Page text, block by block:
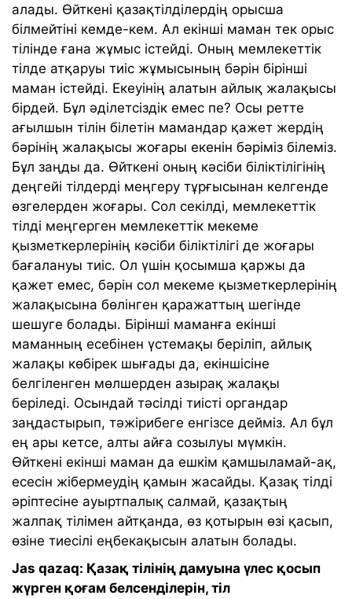
алады. Өйткені қазақтілділердің орысша
білмейтіні кемде-кем. Ал екінші маман тек орыс
тілінде ғана жұмыс істейді. Оның мемлекеттік
тілде атқаруы тиіс жұмысының бәрін бірінші
маман істейді. Екеуінің алатын айлық жалақысы
бірдей. Бұл әділетсіздік емес пе? Осы ретте
ағылшын тілін білетін мамандар қажет жердің
бәрінің жалақысы жоғары екенін бәріміз білеміз.
Бұл заңды да. Өйткені оның кәсіби біліктілігінің
деңгейі тілдерді меңгеру тұрғысынан келгенде
өзгелерден жоғары. Сол секілді, мемлекеттік
тілді меңгерген мемлекеттік мекеме
қызметкерлерінің кәсіби біліктілігі де жоғары
бағалануы тиіс. Ол үшін қосымша қаржы да
қажет емес, бәрін сол мекеме қызметкерлерінің
жалақысына бөлінген қаражаттың шегінде
шешуге болады. Бірінші маманға екінші
маманның есебінен үстемақы беріліп, айлық
жалақы көбірек шығады да, екіншісіне
белгіленген мөлшерден азырақ жалақы
беріледі. Осындай тәсілді тиісті органдар
заңдастырып, тәжірибеге енгізсе дейміз. Ал бұл
ең ары кетсе, алты айға созылуы мүмкін.
Өйткені екінші маман да ешкім қамшыламай-ақ,
есесін жібермеудің қамын жасайды. Қазақ тілді
әріптесіне ауыртпалық салмай, қазақтың
жалпақ тілімен айтқанда, өз қотырын өзі қасып,
өзіне тиесілі еңбекақысын алатын болады.
Jas qazaq: Қазақ тілінің дамуына үлес қосып
жүрген қоғам белсенділерін, тіл